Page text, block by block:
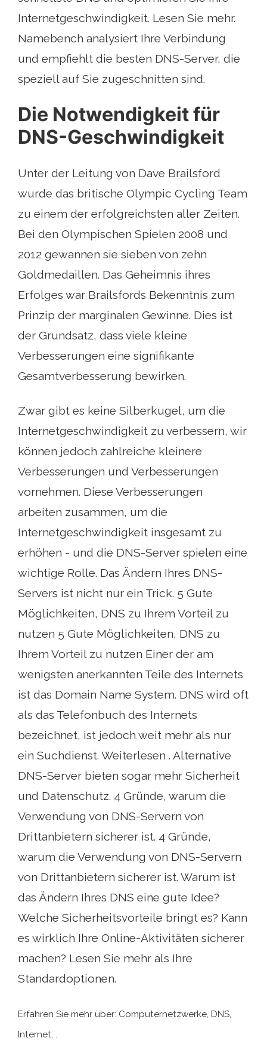
Internetgeschwindigkeit. Lesen Sie mehr.
Namebench analysiert Ihre Verbindung
und empfiehlt die besten DNS-Server, die
speziell auf Sie zugeschnitten sind.
Die Notwendigkeit für
DNS-Geschwindigkeit
Unter der Leitung von Dave Brailsford
wurde das britische Olympic Cycling Team
zu einem der erfolgreichsten aller Zeiten.
Bei den Olympischen Spielen 2008 und
2012 gewannen sie sieben von zehn
Goldmedaillen. Das Geheimnis ihres
Erfolges war Brailsfords Bekenntnis zum
Prinzip der marginalen Gewinne. Dies ist
der Grundsatz, dass viele kleine
Verbesserungen eine signifikante
Gesamtverbesserung bewirken.
Zwar gibt es keine Silberkugel, um die
Internetgeschwindigkeit zu verbessern, wir
können jedoch zahlreiche kleinere
Verbesserungen und Verbesserungen
vornehmen. Diese Verbesserungen
arbeiten zusammen, um die
Internetgeschwindigkeit insgesamt zu
erhöhen - und die DNS-Server spielen eine
wichtige Rolle. Das Ändern Ihres DNS-
Servers ist nicht nur ein Trick. 5 Gute
Möglichkeiten, DNS zu Ihrem Vorteil zu
nutzen 5 Gute Möglichkeiten, DNS zu
Ihrem Vorteil zu nutzen Einer der am
wenigsten anerkannten Teile des Internets
ist das Domain Name System. DNS wird oft
als das Telefonbuch des Internets
bezeichnet, ist jedoch weit mehr als nur
ein Suchdienst. Weiterlesen . Alternative
DNS-Server bieten sogar mehr Sicherheit
und Datenschutz. 4 Gründe, warum die
Verwendung von DNS-Servern von
Drittanbietern sicherer ist. 4 Gründe,
warum die Verwendung von DNS-Servern
von Drittanbietern sicherer ist. Warum ist
das Ändern Ihres DNS eine gute Idee?
Welche Sicherheitsvorteile bringt es? Kann
es wirklich Ihre Online-Aktivitäten sicherer
machen? Lesen Sie mehr als Ihre
Standardoptionen.
Erfahren Sie mehr über: Computernetzwerke, DNS,
Internet, .